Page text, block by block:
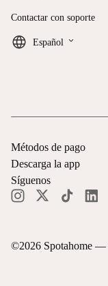
Contactar con soporte
Español keyboard_arrow_down
©2026 Spotahome —
Métodos de pago
Descarga la app
Síguenos